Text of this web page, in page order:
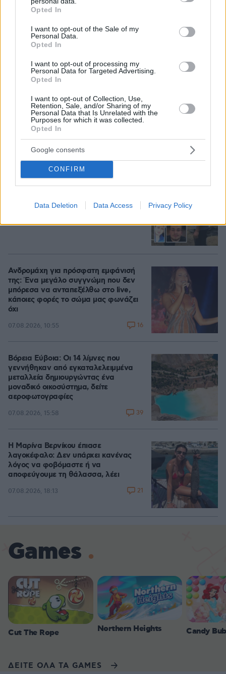
grant or deny consent to Google and its third-party tags to
use your data for below specified purposes in below Google
consent section.
Opted In
I want to opt-out of the Sale of my
Personal Data.
Opted In
I want to opt-out of processing my
Personal Data for Targeted Advertising.
Opted In
I want to opt-out of Collection, Use,
Retention, Sale, and/or Sharing of my
Personal Data that Is Unrelated with the
Purposes for which it was collected.
Opted In
Google consents
CONFIRM
Data Deletion Data Access Privacy Policy
Νέες καταγγελίες στην Ελπίδα για τη
Καρυστιανού και αυλικοί το
μετέτρεψαν σε φοβικό αρχηγικό
07.08.2026, 19:33
«Άξιζε να θέσουμε σε κίνδυνο μια
οικογένεια λύκων, για να σώσουμε
έναν σκύλο; Όχι» λέει ο ερευνητής
μετά τις επικρίσεις για τον θάνατο του
λευκού κουταβιού
07.08.2026, 18:54
«Τα έχω χάσει όλα»: Συντετριμμένος ο
στο τροχαίο στις Σέρρες
Ανδρομάχη για πρόσφατη εμφάνισή
της: Ένα μεγάλο συγγνώμη που δεν
μπόρεσα να ανταπεξέλθω στο live,
κάποιες φορές το σώμα μας φωνάζει
όχι
07.08.2026, 10:55 16
Βόρεια Εύβοια: Οι 14 λίμνες που
γεννήθηκαν από εγκαταλελειμμένα
μεταλλεία δημιουργώντας ένα
μοναδικό οικοσύστημα, δείτε
αεροφωτογραφίες
07.08.2026, 15:58 39
Η Μαρίνα Βερνίκου έπιασε
λαγοκέφαλο: Δεν υπάρχει κανένας
λόγος να φοβόμαστε ή να
αποφεύγουμε τη θάλασσα, λέει
07.08.2026, 18:13 21
Games
Cut The Rope Northern Heights Candy
ΔΕΙΤΕ ΟΛΑ ΤΑ GAMES